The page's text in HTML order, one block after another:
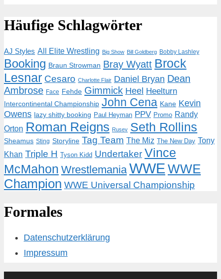
Häufige Schlagwörter
AJ Styles All Elite Wrestling Big Show Bill Goldberg Bobby Lashley
Booking Braun Strowman Bray Wyatt Brock
Lesnar Cesaro Charlotte Flair Daniel Bryan Dean
Ambrose Face Fehde Gimmick Heel Heelturn
Intercontinental Championship John Cena Kane Kevin
Owens lazy shitty booking Paul Heyman PPV Promo Randy
Orton Roman Reigns Rusev Seth Rollins
Sheamus Sting Storyline Tag Team The Miz The New Day Tony
Khan Triple H Tyson Kidd Undertaker Vince
McMahon Wrestlemania WWE WWE
Champion WWE Universal Championship
Formales
Datenschutzerklärung
Impressum